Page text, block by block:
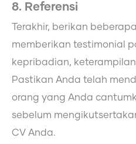
8. Referensi
Terakhir, berikan
memberikan testimonial
kepribadian,
Pastikan Anda telah
orang yang Anda
sebelum
CV Anda.